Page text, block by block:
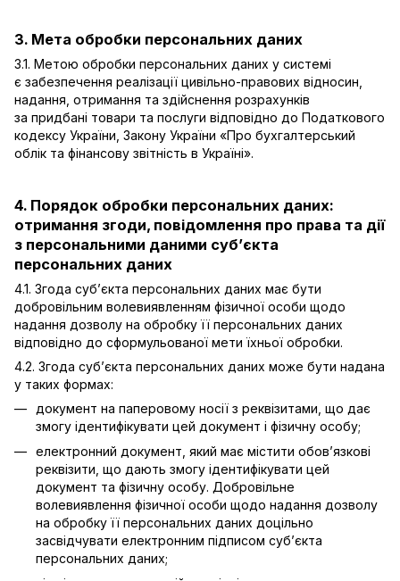
3. Мета обробки персональних даних
3.1. Метою обробки персональних даних у системі
є забезпечення реалізації цивільно-правових відносин,
надання, отримання та здійснення розрахунків
за придбані товари та послуги відповідно до Податкового
кодексу України, Закону України «Про бухгалтерський
облік та фінансову звітність в Україні».
4. Порядок обробки персональних даних:
отримання згоди, повідомлення про права та дії
з персональними даними суб’єкта
персональних даних
4.1. Згода суб’єкта персональних даних має бути
добровільним волевиявленням фізичної особи щодо
надання дозволу на обробку її персональних даних
відповідно до сформульованої мети їхньої обробки.
4.2. Згода суб’єкта персональних даних може бути надана
у таких формах:
документ на паперовому носії з реквізитами, що дає
змогу ідентифікувати цей документ і фізичну особу;
електронний документ, який має містити обов’язкові
реквізити, що дають змогу ідентифікувати цей
документ та фізичну особу. Добровільне
волевиявлення фізичної особи щодо надання дозволу
на обробку її персональних даних доцільно
засвідчувати електронним підписом суб’єкта
персональних даних;